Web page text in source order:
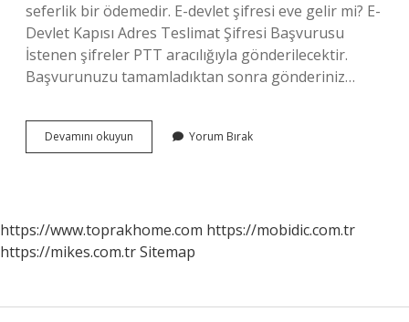
seferlik bir ödemedir. E-devlet şifresi eve gelir mi? E-
Devlet Kapısı Adres Teslimat Şifresi Başvurusu
İstenen şifreler PTT aracılığıyla gönderilecektir.
Başvurunuzu tamamladıktan sonra gönderiniz…
Devamını okuyun
Sifresi
Yorum Bırak
https://www.toprakhome.com https://mobidic.com.tr
https://mikes.com.trSitemap